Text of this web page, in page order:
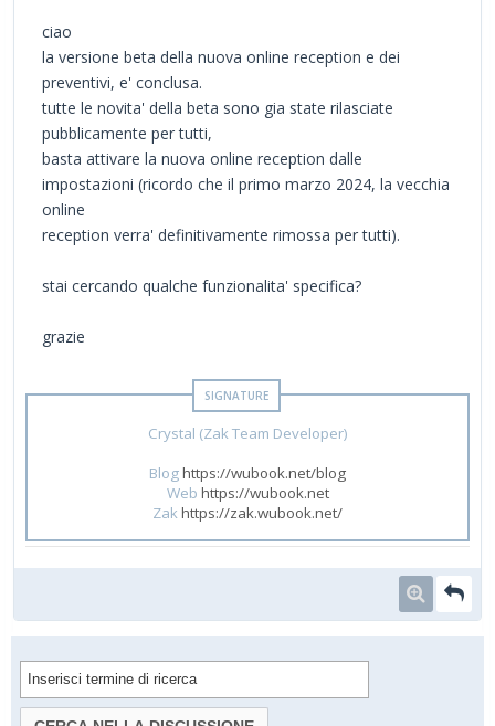
ciao
la versione beta della nuova online reception e dei
preventivi, e' conclusa.
tutte le novita' della beta sono gia state rilasciate
pubblicamente per tutti,
basta attivare la nuova online reception dalle
impostazioni (ricordo che il primo marzo 2024, la vecchia
online
reception verra' definitivamente rimossa per tutti).
stai cercando qualche funzionalita' specifica?
grazie
Crystal (Zak Team Developer)
Bloghttps://wubook.net/blog
Web https://wubook.net
Zakhttps://zak.wubook.net/